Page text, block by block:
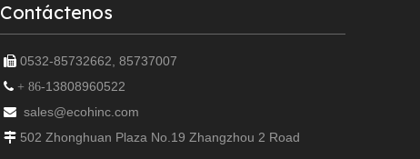
Contáctenos
 0532-85732662, 85737007
 + 86-13808960522
 sales@ecohinc.com
 502 Zhonghuan Plaza No.19 Zhangzhou 2 Road